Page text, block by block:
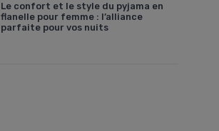
Le confort et le style du pyjama en
flanelle pour femme : l’alliance
parfaite pour vos nuits